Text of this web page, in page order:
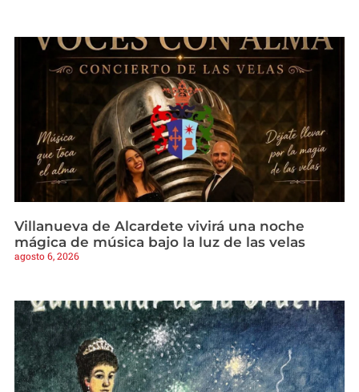
Villanueva de Alcardete vivirá una noche
mágica de música bajo la luz de las velas
agosto 6, 2026